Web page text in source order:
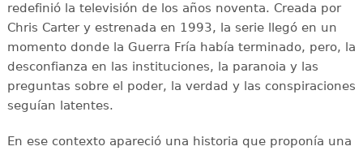
redefinió la televisión de los años noventa. Creada por
Chris Carter y estrenada en 1993, la serie llegó en un
momento donde la Guerra Fría había terminado, pero, la
desconfianza en las instituciones, la paranoia y las
preguntas sobre el poder, la verdad y las conspiraciones
seguían latentes.
En ese contexto apareció una historia que proponía una